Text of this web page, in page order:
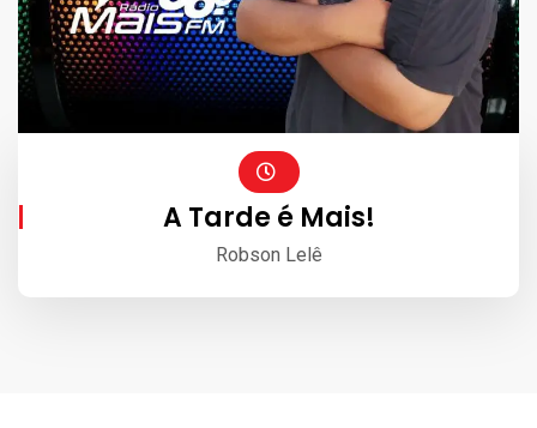
A Tarde é Mais!
Robson Lelê